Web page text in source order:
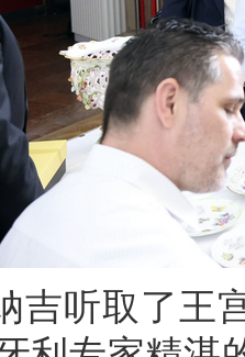
吉听取了王